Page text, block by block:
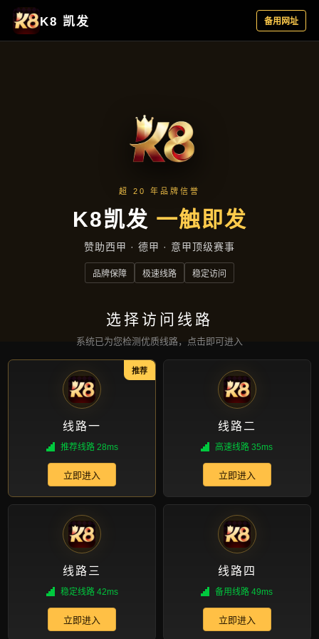
应用实例
首页 应用实例